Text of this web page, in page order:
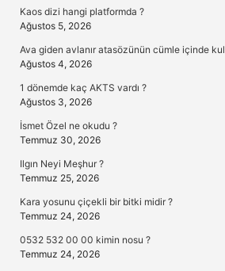
Kaos dizi hangi platformda ?
Ağustos 5, 2026
Ava giden avlanır atasözünün cümle içinde
Ağustos 4, 2026
1 dönemde kaç AKTS vardı ?
Ağustos 3, 2026
İsmet Özel ne okudu ?
Temmuz 30, 2026
Ilgın Neyi Meşhur ?
Temmuz 25, 2026
Kara yosunu çiçekli bir bitki midir ?
Temmuz 24, 2026
0532 532 00 00 kimin nosu ?
Temmuz 24, 2026